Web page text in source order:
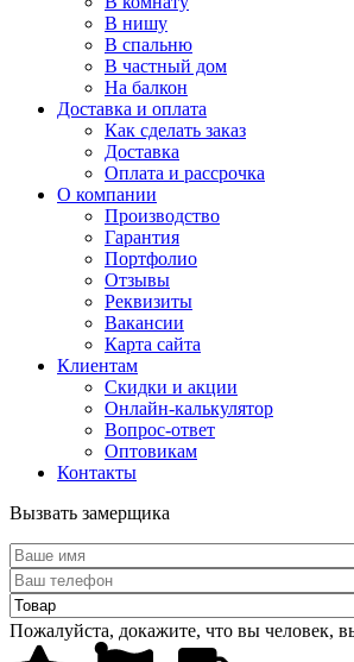
В нишу
В спальню
В частный дом
На балкон
Доставка и оплата
Как сделать заказ
Доставка
Оплата и рассрочка
О компании
Производство
Гарантия
Портфолио
Отзывы
Реквизиты
Вакансии
Карта сайта
Клиентам
Скидки и акции
Онлайн-калькулятор
Вопрос-ответ
Оптовикам
Контакты
Вызвать замерщика
Пожалуйста, докажите, что вы человек,